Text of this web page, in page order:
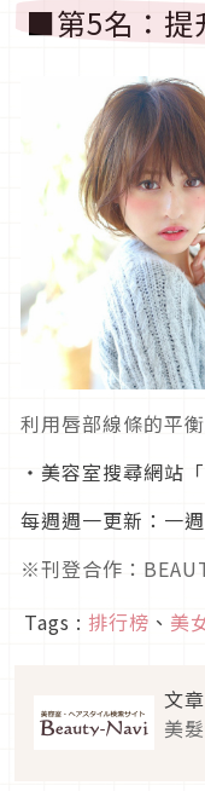
■第5名：提
利用唇部線條的平
・美容室搜尋網站
每週週一更新：一
※刊登合作：
Tags : 排行榜 、 美
文
美